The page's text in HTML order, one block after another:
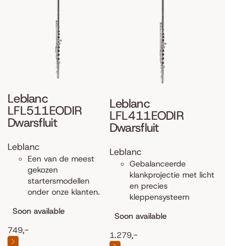
Leblanc
LFL511EODIR
Dwarsfluit
Leblanc
Een van de meest
gekozen
startersmodellen
onder onze klanten.
Soon available
749,-
Leblanc
LFL411EODIR
Dwarsfluit
Leblanc
Gebalanceerde
klankprojectie met licht
en precies
kleppensysteem
Soon available
1.279,-